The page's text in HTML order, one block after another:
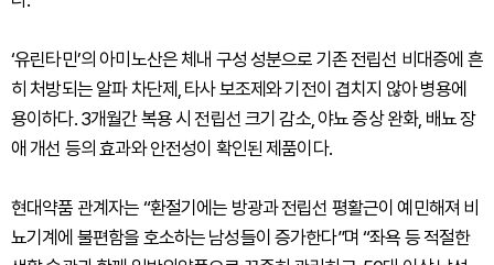
‘유린타민’의 아미노산은 체내 구성 성분으로 기존 전립선 비대증에 흔
히 처방되는 알파 차단제, 타사 보조제와 기전이 겹치지 않아 병용에
용이하다. 3개월간 복용 시 전립선 크기 감소, 야뇨 증상 완화, 배뇨 장
애 개선 등의 효과와 안전성이 확인된 제품이다.
현대약품 관계자는 “환절기에는 방광과 전립선 평활근이 예민해져 비
뇨기계에 불편함을 호소하는 남성들이 증가한다”며 “좌욕 등 적절한